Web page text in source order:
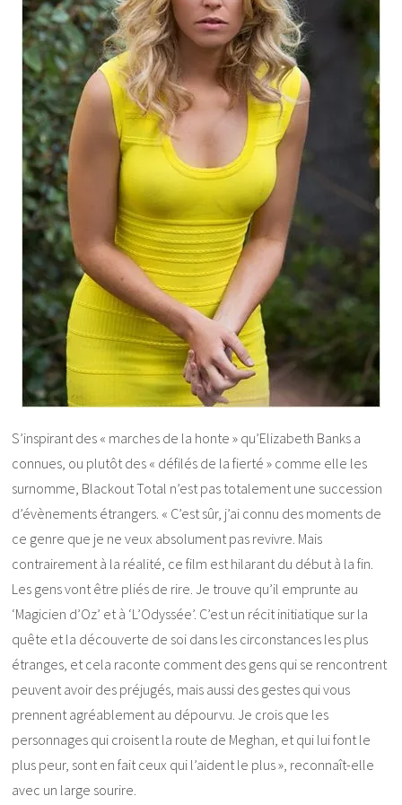
S’inspirant des « marches de la honte » qu’Elizabeth Banks a
connues, ou plutôt des « défilés de la fierté » comme elle les
surnomme, Blackout Total n’est pas totalement une succession
d’évènements étrangers. « C’est sûr, j’ai connu des moments de
ce genre que je ne veux absolument pas revivre. Mais
contrairement à la réalité, ce film est hilarant du début à la fin.
Les gens vont être pliés de rire. Je trouve qu’il emprunte au
‘Magicien d’Oz’ et à ‘L’Odyssée’. C’est un récit initiatique sur la
quête et la découverte de soi dans les circonstances les plus
étranges, et cela raconte comment des gens qui se rencontrent
peuvent avoir des préjugés, mais aussi des gestes qui vous
prennent agréablement au dépourvu. Je crois que les
personnages qui croisent la route de Meghan, et qui lui font le
plus peur, sont en fait ceux qui l’aident le plus », reconnaît-elle
avec un large sourire.